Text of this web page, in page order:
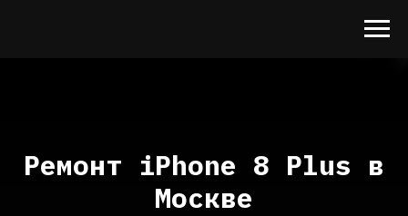
Ремонт iPhone 8 Plus в
Москве